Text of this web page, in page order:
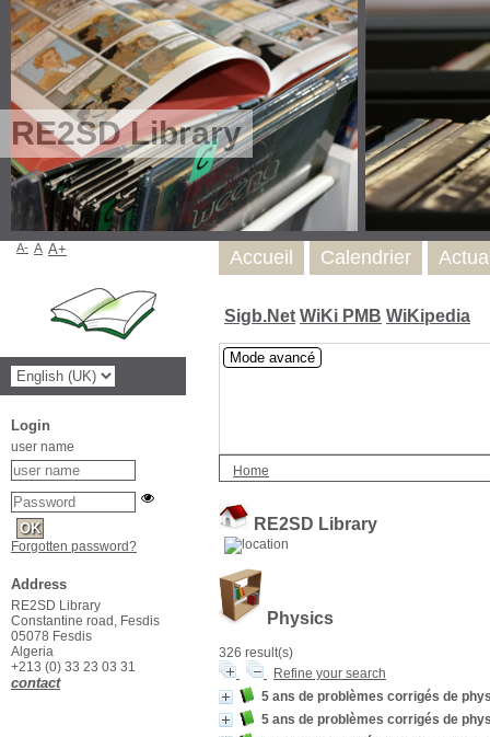
RE2SD Library
Sigb.Net WiKi PMB WiKipedia
Mode avancé
Home
RE2SD Library
Physics
326 result(s)
Refine your search
5 ans de problèmes corrigés de
5 ans de problèmes corrigés de
Accueil Calendrier
A- A A+
Login
user name
Forgotten password?
Address
RE2SD Library
Constantine road, Fesdis
05078 Fesdis
Algeria
+213 (0) 33 23 03 31
contact